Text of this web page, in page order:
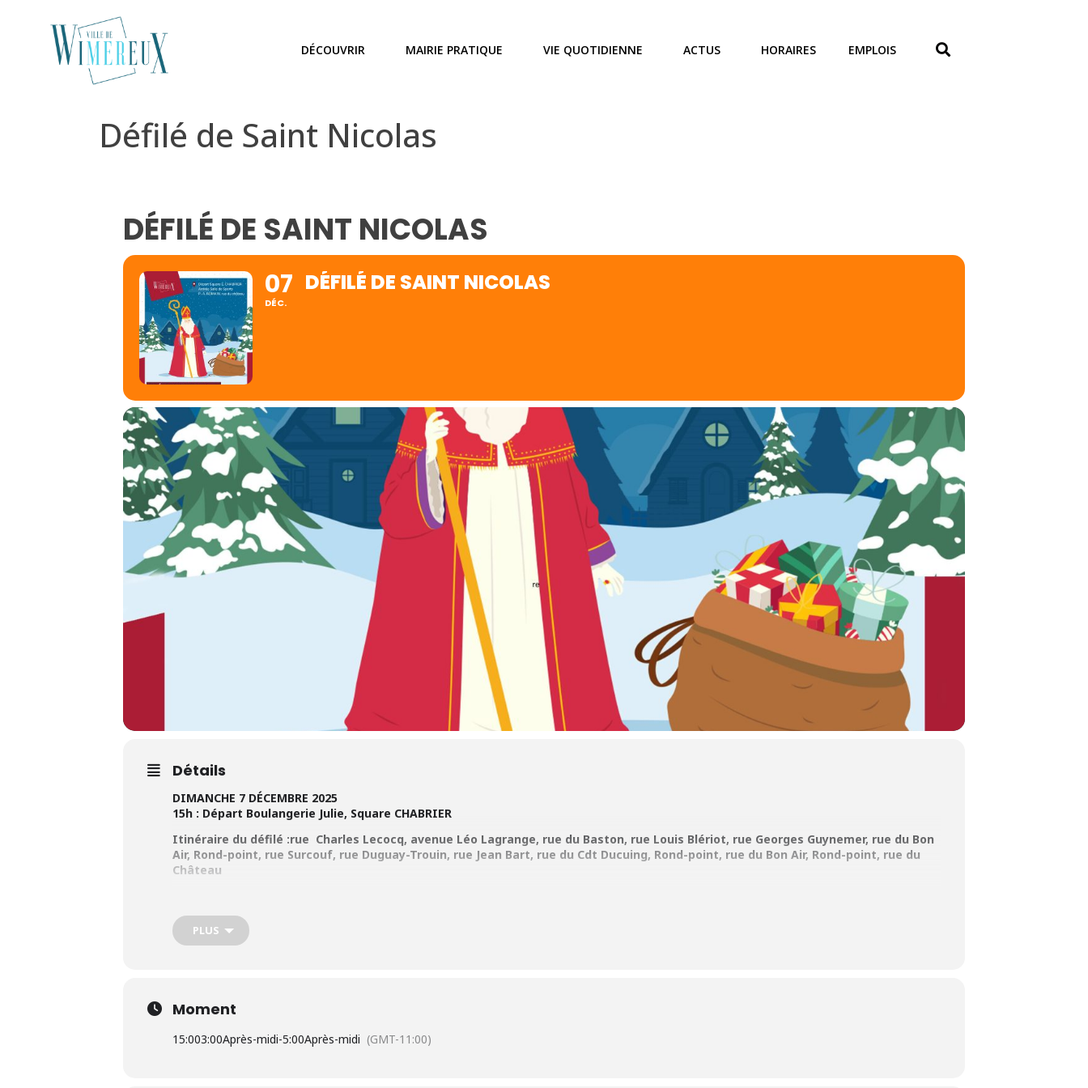
DÉCOUVRIR MAIRIE PRATIQUE VIE QUOTIDIENNE ACTUS HORAIRES EMPLOIS
Défilé de Saint Nicolas
DÉFILÉ DE SAINT NICOLAS
07
DÉC.
DÉFILÉ DE SAINT NICOLAS
Détails
DIMANCHE 7 DÉCEMBRE 2025
15h : Départ Boulangerie Julie, Square CHABRIER
Itinéraire du défilé :rue Charles Lecocq, avenue Léo Lagrange, rue du Baston, rue Louis Blériot, rue Georges Guynemer, rue du Bon
Air, Rond-point, rue Surcouf, rue Duguay-Trouin, rue Jean Bart, rue du Cdt Ducuing, Rond-point, rue du Bon Air, Rond-point, rue du
Château
Un chocolat chaud, une brioche et une clémentine seront offerts aux enfants
Gratuit
PLUS
Moment
15:003:00Après-midi-5:00Après-midi (GMT-11:00)